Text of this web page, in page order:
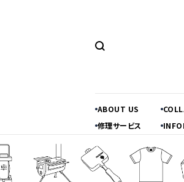
ABOUT US
修理サービス